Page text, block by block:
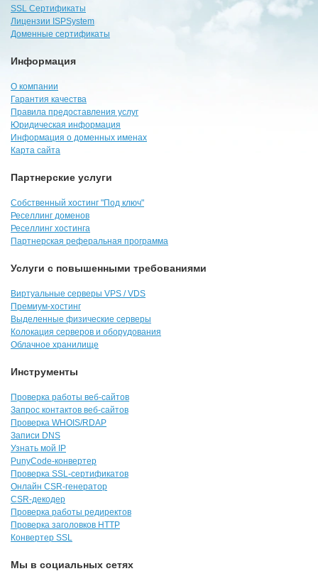
SSL Сертификаты
Лицензии ISPSystem
Доменные сертификаты
Информация
О компании
Гарантия качества
Правила предоставления услуг
Юридическая информация
Информация о доменных именах
Карта сайта
Партнерские услуги
Собственный хостинг "Под ключ"
Реселлинг доменов
Реселлинг хостинга
Партнерская реферальная программа
Услуги с повышенными требованиями
Виртуальные серверы VPS / VDS
Премиум-хостинг
Выделенные физические серверы
Колокация серверов и оборудования
Облачное хранилище
Инструменты
Проверка работы веб-сайтов
Запрос контактов веб-сайтов
Проверка WHOIS/RDAP
Записи DNS
Узнать мой IP
PunyCode-конвертер
Проверка SSL-сертификатов
Онлайн CSR-генератор
CSR-декодер
Проверка работы редиректов
Проверка заголовков HTTP
Конвертер SSL
Мы в социальных сетях